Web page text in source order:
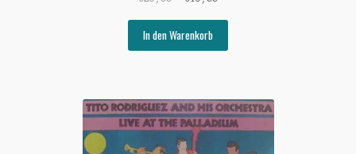
war:
€25,00
€15,00.
In den Warenkorb